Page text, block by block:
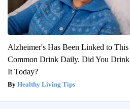
Alzheimer's Has Been Linked to This
Common Drink Daily. Did You Drink
It Today?
Healthy Living Tips